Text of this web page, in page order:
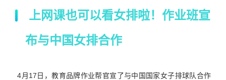
上网课也可以看女排啦！作业班宣
布与中国女排合作
4月17日，教育品牌作业帮官宣了与中国国家女子排球队合作